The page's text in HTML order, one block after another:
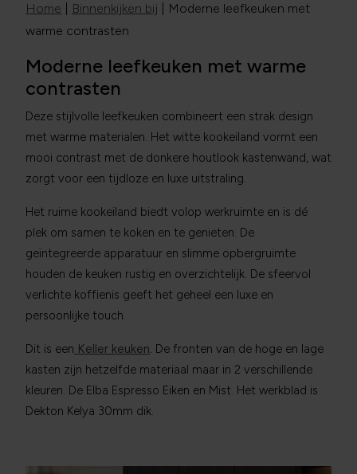
Home Binnenkijken bij
Moderne leefkeuken met
warme contrasten
Moderne leefkeuken met warme
contrasten
Deze stijlvolle leefkeuken combineert een strak design
met warme materialen. Het witte kookeiland vormt een
mooi contrast met de donkere houtlook kastenwand, wat
zorgt voor een tijdloze en luxe uitstraling.
Het ruime kookeiland biedt volop werkruimte en is dé
plek om samen te koken en te genieten. De
geïntegreerde apparatuur en slimme opbergruimte
houden de keuken rustig en overzichtelijk. De sfeervol
verlichte koffienis geeft het geheel een luxe en
persoonlijke touch.
Dit is een Keller keuken. De fronten van de hoge en lage
kasten zijn hetzelfde materiaal maar in 2 verschillende
kleuren. De Elba Espresso Eiken en Mist. Het werkblad is
Dekton Kelya 30mm dik.